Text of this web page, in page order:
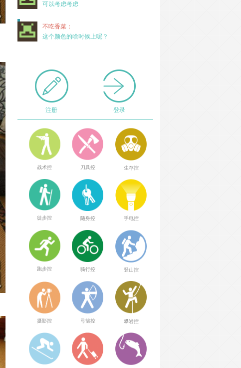
可以考虑考虑
不吃香菜：
这个颜色的啥时候上呢？
注册 登录
战术控 刀具控 生存控
徒步控 随身控 手电控
跑步控 骑行控 登山控
摄影控 弓箭控 攀岩控